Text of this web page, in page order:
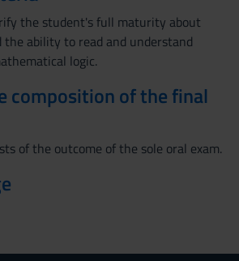
the student's full maturity about
the ability to read and understand
logic.
composition of the final
of the outcome of the sole oral exam.